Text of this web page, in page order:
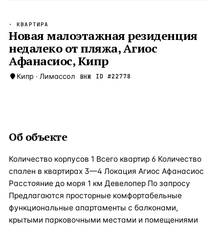
Новороссийск —Локация
Стамбул —Локация
Анталия
· КВАРТИРА
Новая малоэтажная резиденция
недалеко от пляжа, Агиос
Афанасиос, Кипр
Кипр · Лимассол ВНЖ ID #22778
Об объекте
Количество корпусов 1 Всего квартир 6 Количество
спален в квартирах 3—4 Локация Агиос Афанасиос
Расстояние до моря 1 км Девелопер По запросу
Предлагаются просторные комфортабельные
функциональные апартаменты с балконами,
крытыми парковочными местами и помещениями